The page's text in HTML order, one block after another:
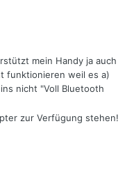
mein Handy ja auch
funktionieren weil es a)
nicht "Voll Bluetooth
zur Verfügung stehen!